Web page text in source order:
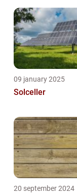
09 january 2025
Solceller
20 september 2024